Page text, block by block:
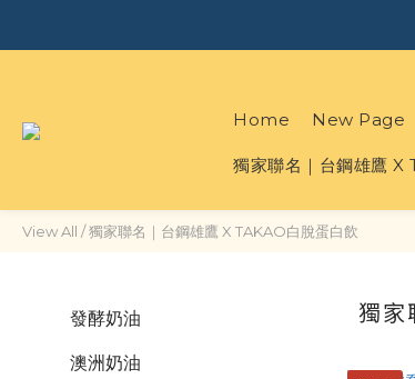
Home New Page
獨家聯名｜台鋼雄鷹 X
View All /獨家聯名｜台鋼雄鷹 X TAKAO白脫蛋白飲
發酵奶油
澳洲奶油
獨家